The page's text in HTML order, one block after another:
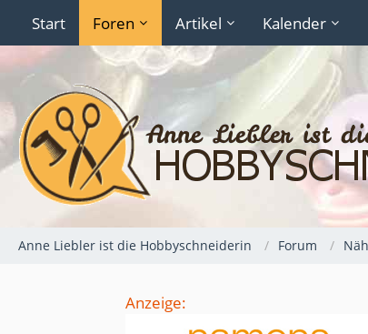
Start Foren Artikel Kalender
Anne Liebler ist die Hobbyschneiderin Forum
Anzeige: